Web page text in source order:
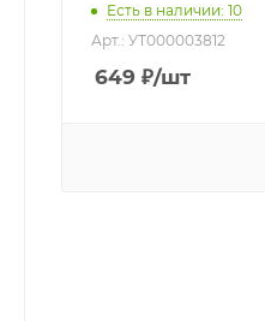
Есть в наличии: 10
Арт.: УТ000003812
649 ₽/шт